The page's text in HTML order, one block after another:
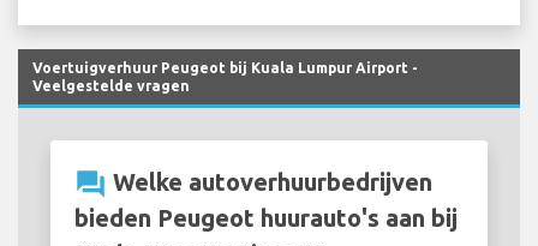
Voertuigverhuur Peugeot bij Kuala Lumpur Airport -
Veelgestelde vragen
question_answer Welke autoverhuurbedrijven
bieden Peugeot huurauto's aan bij